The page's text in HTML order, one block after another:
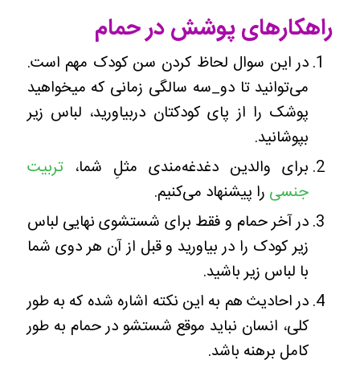
راهکارهای پوشش در حمام
در این سوال لحاظ کردن سن کودک مهم است.
می‌توانید تا دو_سه سالگی زمانی که میخواهید
پوشک را از پای کودکتان دربیاورید، لباس زیر
بپوشانید.
برای والدین دغدغه‌مندی مثلِ شما،تربیت
جنسی را پیشنهاد می‌کنیم.
در آخر حمام و فقط برای شستشوی نهایی لباس
زیر کودک را در بیاورید و قبل از آن هر دوی شما
با لباس زیر باشید.
در احادیث هم به این نکته اشاره شده که به طور
کلی، انسان نباید موقع شستشو در حمام به طور
کامل برهنه باشد.